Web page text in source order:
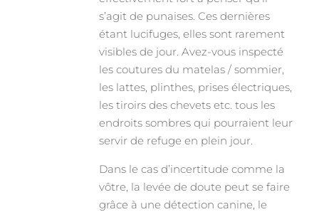
s’agit de punaises. Ces dernières
étant lucifuges, elles sont rarement
visibles de jour. Avez-vous inspecté
les coutures du matelas / sommier,
les lattes, plinthes, prises électriques,
les tiroirs des chevets etc. tous les
endroits sombres qui pourraient leur
servir de refuge en plein jour.
Dans le cas d’incertitude comme la
vôtre, la levée de doute peut se faire
grâce à une détection canine, le